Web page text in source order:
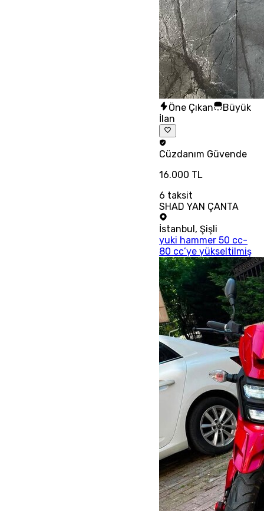
Öne Çıkan
Büyük
İlan
Cüzdanım Güvende
16.000 TL
6 taksit
SHAD YAN ÇANTA
İstanbul ,Şişli
yuki hammer 50 cc-
80 cc’ye yükseltilmiş